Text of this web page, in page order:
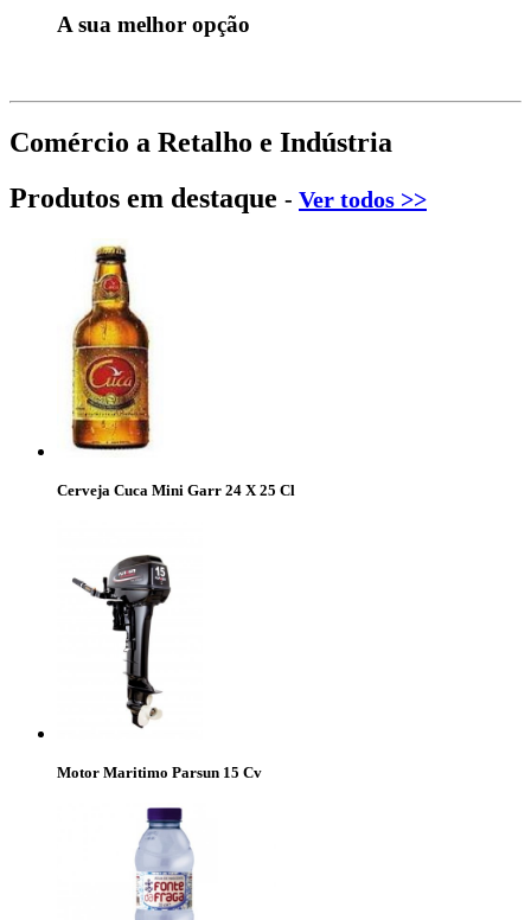
A sua melhor opção
Comércio a Retalho e Indústria
Produtos em destaque - Ver todos >>
Cerveja Cuca Mini Garr 24 X 25 Cl
Motor Maritimo Parsun 15 Cv